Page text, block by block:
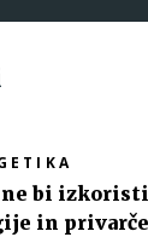
ne bi
in